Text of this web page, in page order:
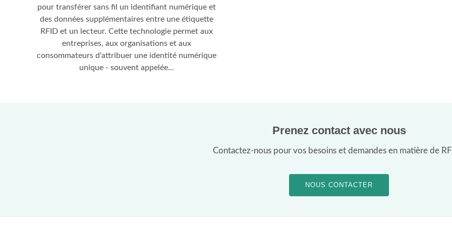
pour transférer sans fil un identifiant numérique et
des données supplémentaires entre une étiquette
RFID et un lecteur. Cette technologie permet aux
entreprises, aux organisations et aux
consommateurs d'attribuer une identité numérique
unique - souvent appelée...
Prenez contact avec nous
Contactez-nous pour vos besoins et demandes en matière de
NOUS CONTACTER